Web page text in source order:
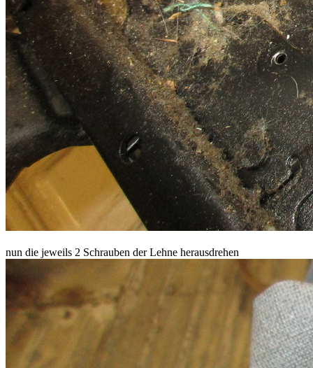
nun die jeweils 2 Schrauben der Lehne herausdrehen